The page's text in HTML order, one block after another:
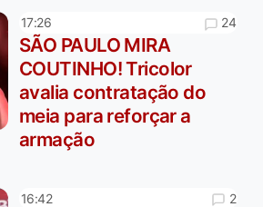
17:26 24
SÃO PAULO MIRA
COUTINHO! Tricolor
avalia contratação do
meia para reforçar a
armação
16:42 2